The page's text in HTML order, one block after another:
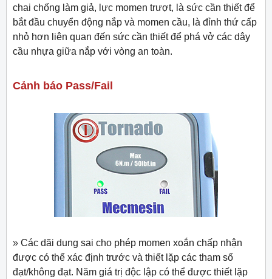
chai chống làm giả, lực momen trượt, là sức cần thiết để
bắt đầu chuyển động nắp và momen cầu, là đỉnh thứ cấp
nhỏ hơn liên quan đến sức cần thiết để phá vở các dây
cầu nhựa giữa nắp với vòng an toàn.
Cảnh báo Pass/Fail
» Các dãi dung sai cho phép momen xoắn chấp nhận
được có thể xác định trước và thiết lặp các tham số
đạt/không đạt. Năm giá trị độc lập có thể được thiết lặp